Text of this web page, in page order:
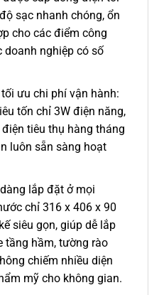
sạc nhanh chóng, ổn
cho các điểm công
nghiệp có số
ưu chi phí vận hành:
tốn chỉ 3W điện năng,
tiêu thụ hàng tháng
luôn sẵn sàng hoạt
lắp đặt ở mọi
chỉ 316 x 406 x 90
siêu gọn, giúp dễ lắp
tầng hầm, tường rào
chiếm nhiều diện
mỹ cho không gian.